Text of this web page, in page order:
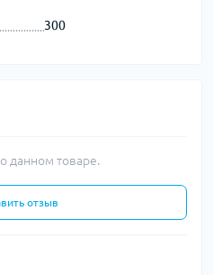
300
данном товаре.
отзыв